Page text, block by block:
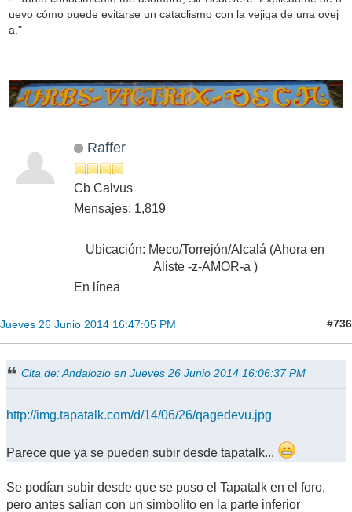
uevo cómo puede evitarse un cataclismo con la vejiga de una ovej
a."
Raffer
Cb Calvus
Mensajes: 1,819
Ubicación: Meco/Torrejón/Alcalá (Ahora en
Aliste -z-AMOR-a )
En línea
Jueves 26 Junio 2014 16:47:05 PM #736
Cita de: Andalozio en Jueves 26 Junio 2014 16:06:37 PM
http://img.tapatalk.com/d/14/06/26/qagedevu.jpg
Parece que ya se pueden subir desde tapatalk...
Se podían subir desde que se puso el Tapatalk en el foro,
pero antes salían con un simbolito en la parte inferior